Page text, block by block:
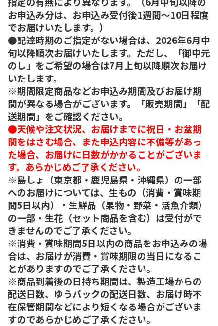
お申込み分は、お申込み受付後1週間～10日程度
でお届けいたします。）
●配達時期のご指定がない場合は、2026年6月中
旬以降順次お届けいたします。ただし、「御中元
のし」をご希望の場合は7月上旬以降順次お届け
いたします。
※期間限定商品などお申込み期間及びお届け期
間が異なる場合がございます。「販売期間」「配
送期間」をご確認ください。
●天候や注文状況、お届けまでに祝日・お盆期
間をはさむ場合、また申込内容に不備等があっ
た場合、お届けに日数がかかることがございま
す。あらかじめご了承ください。
※島しょ（東京都・鹿児島県・沖縄県）の一部
へのお届けについては、生もの（消費・賞味期
間5日以内）・生鮮品（果物・野菜・活魚介類）
の一部・生花（セット商品を含む）は受付がで
きませんのでご了承ください。
※消費・賞味期間5日以内の商品をお申込みの場
合は、お届けが消費・賞味期限の当日になるこ
とがありますのでご了承ください。
※商品到着後の日持ち期間は、製造工場からの
配送日数、ゆうパックの配送日数、お届け時不
在保管期間などにより短くなる場合がございま
すのであらかじめご了承ください。